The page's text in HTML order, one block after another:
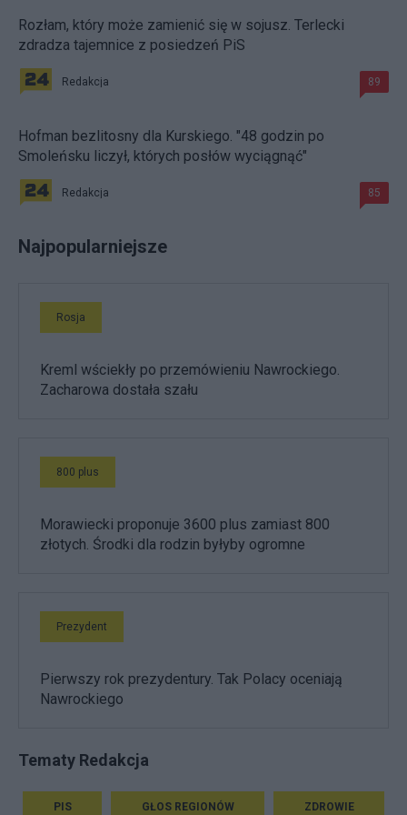
Rozłam, który może zamienić się w sojusz. Terlecki
zdradza tajemnice z posiedzeń PiS
Redakcja 89
Hofman bezlitosny dla Kurskiego. "48 godzin po
Smoleńsku liczył, których posłów wyciągnąć"
Redakcja 85
Najpopularniejsze
Rosja
Kreml wściekły po przemówieniu Nawrockiego.
Zacharowa dostała szału
800 plus
Morawiecki proponuje 3600 plus zamiast 800
złotych. Środki dla rodzin byłyby ogromne
Prezydent
Pierwszy rok prezydentury. Tak Polacy oceniają
Nawrockiego
Tematy Redakcja
PIS GŁOS REGIONÓW ZDROWIE